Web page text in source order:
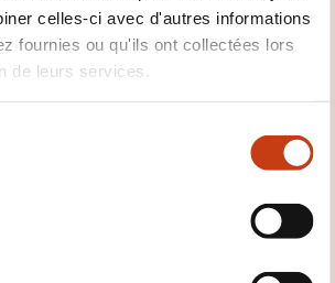
celles-ci avec d'autres informations
fournies ou qu'ils ont collectées lors
de leurs services.
répondre au même type de
de façon simple si
parle lentement et distinctement